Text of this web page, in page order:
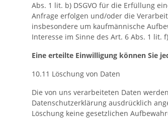
Abs. 1 lit. b) DSGVO für die Erfüllung
Anfrage erfolgen und/oder die
insbesondere um kaufmännische
Interesse im Sinne des Art. 6 Abs. 1 lit.
Eine erteilte Einwilligung können Sie
10.11 Löschung von Daten
Die von uns verarbeiteten Daten
Datenschutzerklärung ausdrücklich
Löschung keine gesetzlichen